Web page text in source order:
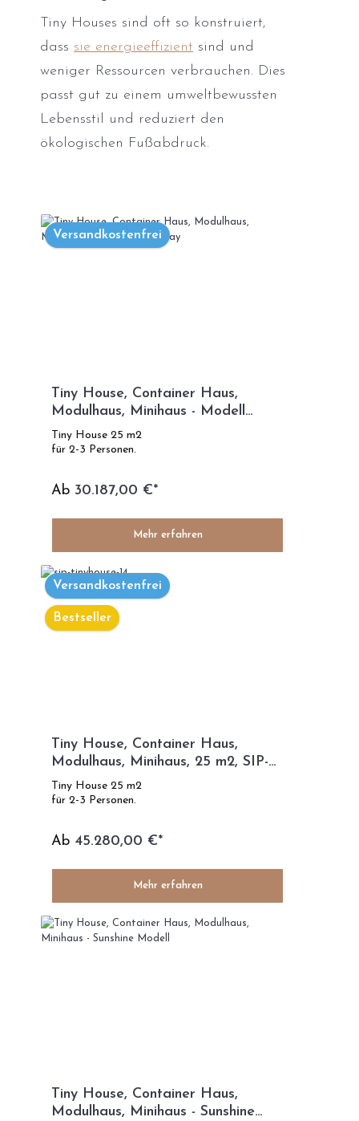
Tiny Houses sind oft so konstruiert,
dass sie energieeffizient sind und
weniger Ressourcen verbrauchen. Dies
passt gut zu einem umweltbewussten
Lebensstil und reduziert den
ökologischen Fußabdruck.
Versandkostenfrei
Tiny House, Container Haus,
Modulhaus, Minihaus - Modell
Green Day
Tiny House 25 m2
für 2-3 Personen.
Ab 30.187,00 €*
Mehr erfahren
Versandkostenfrei
Bestseller
Tiny House, Container Haus,
Modulhaus, Minihaus, 25 m2, SIP-
Tiny House 25 m2
für 2-3 Personen.
Ab 45.280,00 €*
Mehr erfahren
Tiny House, Container Haus,
Modulhaus, Minihaus - Sunshine